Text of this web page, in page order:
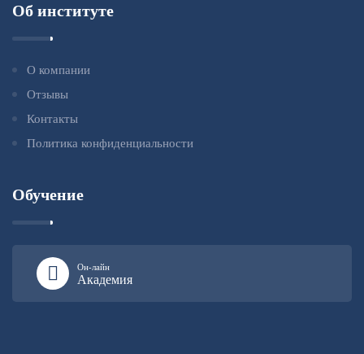
Об институте
О компании
Отзывы
Контакты
Политика конфиденциальности
Обучение
Он-лайн
Академия